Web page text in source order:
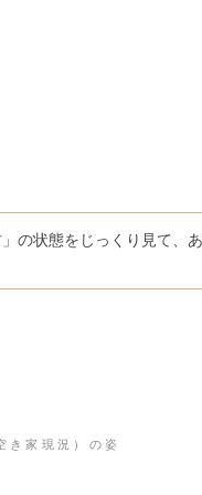
の状態をじっくり見て、
き家現況）の姿